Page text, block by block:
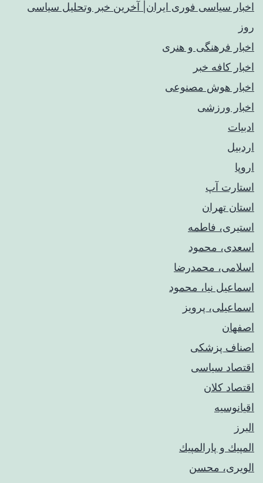
اخبار سیاسی فوری ایران| آخرین خبر وتحلیل سیاسی
روز
اخبار فرهنگی و هنری
اخبار کافه خبر
اخبار هوش مصنوعی
اخبار ورزشی
ادبیات
اردبیل
اروپا
استارت آپ
استان تهران
استیری، فاطمه
اسعدی، محمود
اسلامی، محمدرضا
اسماعیل نیا، محمود
اسماعیلی، پرویز
اصفهان
اصناف پزشکی
اقتصاد سیاسی
اقتصاد کلان
اقیانوسیه
البرز
المپيك و پارالمپيك
الویری، محسن